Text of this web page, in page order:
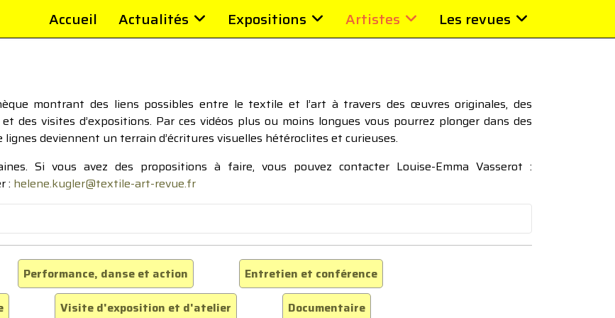
Accueil Actualités Expositions Artistes Les revues
montrant des liens possibles entre le textile et l’art à travers des œuvres originales, des
des visites d’expositions. Par ces vidéos plus ou moins longues vous pourrez plonger dans des
deviennent un terrain d’écritures visuelles hétéroclites et curieuses.
Si vous avez des propositions à faire, vous pouvez contacter Louise-Emma Vasserot :
: helene.kugler@textile-art-revue.fr
Performance, danse et action
Entretien et conférence
Visite d'exposition et d'atelier Documentaire